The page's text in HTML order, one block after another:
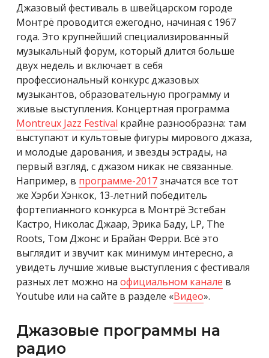
Джазовый фестиваль в швейцарском городе
Монтрё проводится ежегодно, начиная с 1967
года. Это крупнейший специализированный
музыкальный форум, который длится больше
двух недель и включает в себя
профессиональный конкурс джазовых
музыкантов, образовательную программу и
живые выступления. Концертная программа
Montreux Jazz Festival крайне разнообразна: там
выступают и культовые фигуры мирового джаза,
и молодые дарования, и звезды эстрады, на
первый взгляд, с джазом никак не связанные.
Например, в программе-2017значатся все тот
же Хэрби Хэнкок, 13-летний победитель
фортепианного конкурса в Монтрё Эстебан
Кастро, Николас Джаар, Эрика Баду, LP, The
Roots, Том Джонс и Брайан Ферри. Всё это
выглядит и звучит как минимум интересно, а
увидеть лучшие живые выступления с фестиваля
разных лет можно на официальном канале в
Youtube или на сайте в разделе «Видео».
Джазовые программы на
радио